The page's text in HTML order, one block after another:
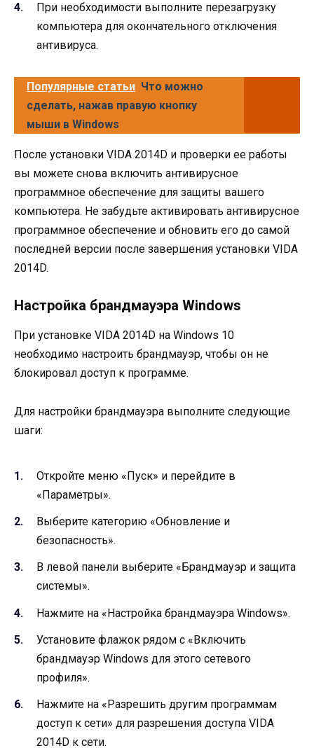
При необходимости выполните перезагрузку
компьютера для окончательного отключения
антивируса.
Популярные статьи Что можно
сделать, нажав правую кнопку
мыши в Windows
После установки VIDA 2014D и проверки ее работы
вы можете снова включить антивирусное
программное обеспечение для защиты вашего
компьютера. Не забудьте активировать антивирусное
программное обеспечение и обновить его до самой
последней версии после завершения установки VIDA
2014D.
Настройка брандмауэра Windows
При установке VIDA 2014D на Windows 10
необходимо настроить брандмауэр, чтобы он не
блокировал доступ к программе.
Для настройки брандмауэра выполните следующие
шаги:
Откройте меню «Пуск» и перейдите в
«Параметры».
Выберите категорию «Обновление и
безопасность».
В левой панели выберите «Брандмауэр и защита
системы».
Нажмите на «Настройка брандмауэра Windows».
Установите флажок рядом с «Включить
брандмауэр Windows для этого сетевого
профиля».
Нажмите на «Разрешить другим программам
доступ к сети» для разрешения доступа VIDA
2014D к сети.